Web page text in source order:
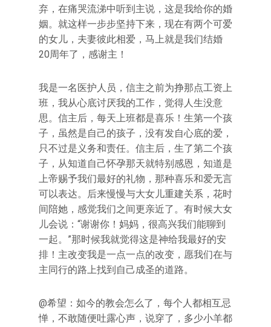
弃，在痛哭流涕中听到主说，这是我给你的婚
姻。就这样一步步坚持下来，现在有两个可爱
的女儿，夫妻彼此相爱，马上就是我们结婚
20周年了，感谢主！
我是一名医护人员，信主之前为挣那点工资上
班，我从心底讨厌我的工作，觉得人生没意
思。信主后，每天上班都是喜乐！生第一个孩
子，虽然是自己的孩子，没有发自心底的爱，
只不过是义务和责任。信主后，生了第二个孩
子，从知道自己怀孕那天就特别感恩，知道是
上帝赐予我们最好的礼物，那种喜乐和爱无言
可以表达。后来慢慢与大女儿重建关系，花时
间陪她，感觉我们之间更亲近了。有时候大女
儿会说：“谢谢你！妈妈，很高兴我们能聊到
一起。”那时候我就觉得这是神给我最好的安
排！主改变我是一点一点的改变，愿我们在与
主同行的路上找到自己成圣的道路。
@希望：如今的教会怎么了，每个人都相互忌
惮，不敢随便吐露心声，说穿了，多少小羊都